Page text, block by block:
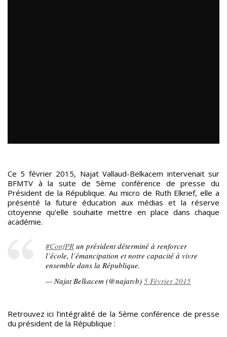
Ce 5 février 2015, Najat Vallaud-Belkacem intervenait sur
BFMTV à la suite de 5ème conférence de presse du
Président de la République. Au micro de Ruth Elkrief, elle a
présenté la future éducation aux médias et la réserve
citoyenne qu’elle souhaite mettre en place dans chaque
académie.
#ConfPR un président déterminé à renforcer
l’école, l’émancipation et notre capacité à vivre
ensemble dans la République.
— Najat Belkacem (@najatvb) 5 Février 2015
Retrouvez ici l’intégralité de la 5ème conférence de presse
du président de la République :